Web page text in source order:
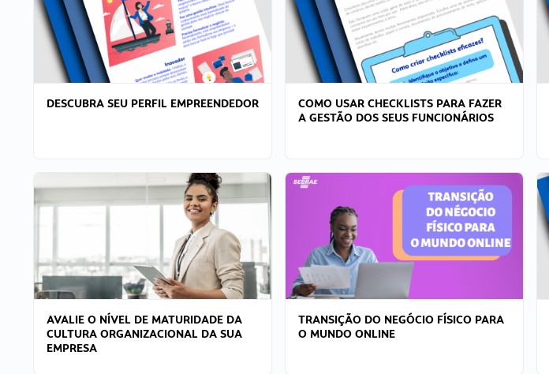
DESCUBRA SEU PERFIL EMPREENDEDOR
COMO USAR CHECKLISTS PARA FAZER
A GESTÃO DOS SEUS FUNCIONÁRIOS
AVALIE O NÍVEL DE MATURIDADE DA
CULTURA ORGANIZACIONAL DA SUA
EMPRESA
TRANSIÇÃO DO NEGÓCIO FÍSICO PARA
O MUNDO ONLINE